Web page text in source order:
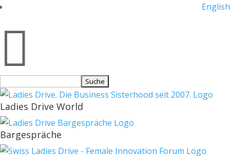
English

nach:
Ladies Drive World
Bargespräche